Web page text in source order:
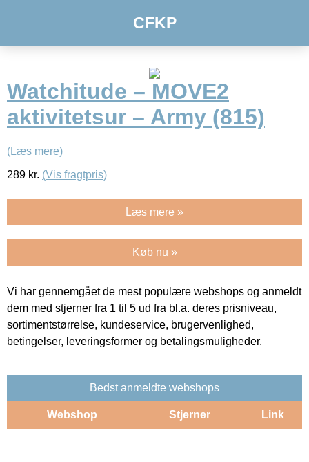
CFKP
Watchitude – MOVE2
aktivitetsur – Army (815)
(Læs mere)
289 kr. (Vis fragtpris)
Læs mere »
Køb nu »
Vi har gennemgået de mest populære webshops og anmeldt
dem med stjerner fra 1 til 5 ud fra bl.a. deres prisniveau,
sortimentstørrelse, kundeservice, brugervenlighed,
betingelser, leveringsformer og betalingsmuligheder.
Bedst anmeldte webshops
Webshop Stjerner Link